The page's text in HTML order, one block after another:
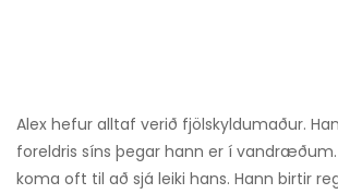
Alex hefur alltaf verið fjölskyldumaður.
foreldris síns þegar hann er í vandræðum.
koma oft til að sjá leiki hans. Hann birtir